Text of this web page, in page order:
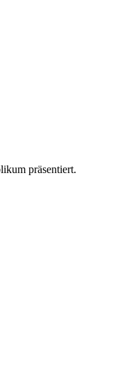
präsentiert.